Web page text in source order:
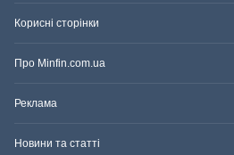
Корисні сторінки
Про Minfin.com.ua
Реклама
Новини та статті